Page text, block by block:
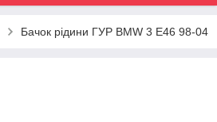
Бачок рідини ГУР BMW 3 E46 98-04